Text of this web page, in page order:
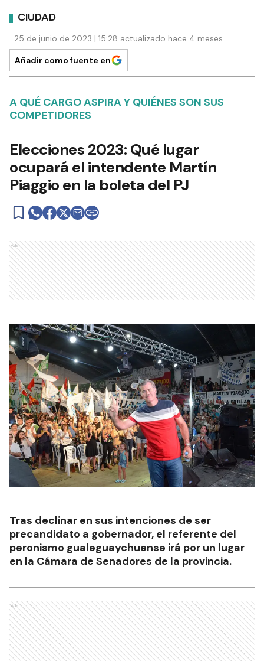
CIUDAD
25 de junio de 2023 | 15:28 actualizado hace 4 meses
Añadir como fuente en
A QUÉ CARGO ASPIRA Y QUIÉNES SON SUS
COMPETIDORES
Elecciones 2023: Qué lugar
ocupará el intendente Martín
Piaggio en la boleta del PJ
Ads
Tras declinar en sus intenciones de ser
precandidato a gobernador, el referente del
peronismo gualeguaychuense irá por un lugar
en la Cámara de Senadores de la provincia.
Ads